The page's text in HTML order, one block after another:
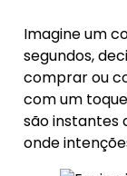
Imagine um
segundos,
comprar ou
com um
são instantes
onde